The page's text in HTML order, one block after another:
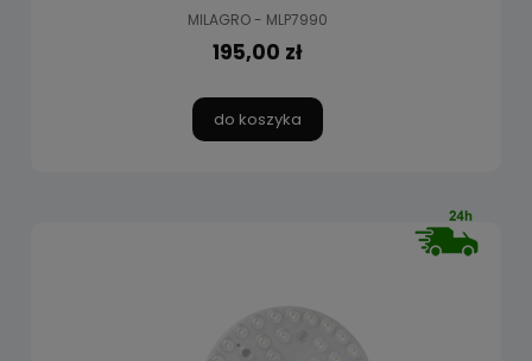
MILAGRO - MLP7990
195,00 zł
do koszyka